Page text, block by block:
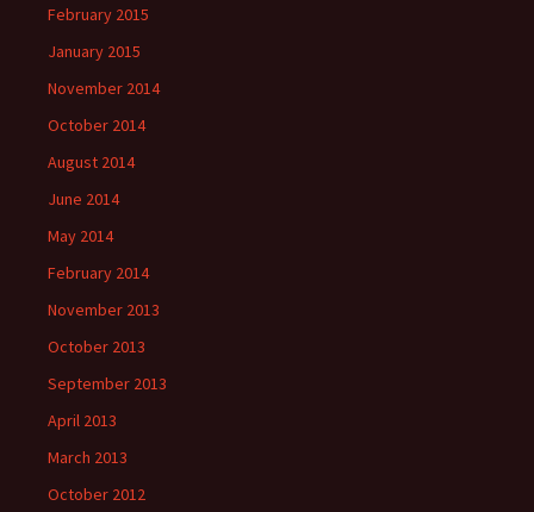
February 2015
January 2015
November 2014
October 2014
August 2014
June 2014
May 2014
February 2014
November 2013
October 2013
September 2013
April 2013
March 2013
October 2012